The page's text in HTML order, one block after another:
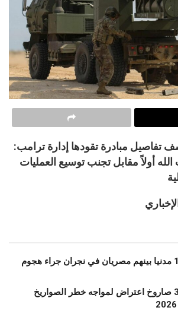
مبادرة تقودها إدارة ترامب:
أولاً مقابل تجنب توسيع العمليات
السعودية: إصابة 11 مدنيا بينهم مصريان في نجران جراء هجوم
أوكرانيا تطالب 300 صاروخ اعتراض لمواجه خطر الصواريخ